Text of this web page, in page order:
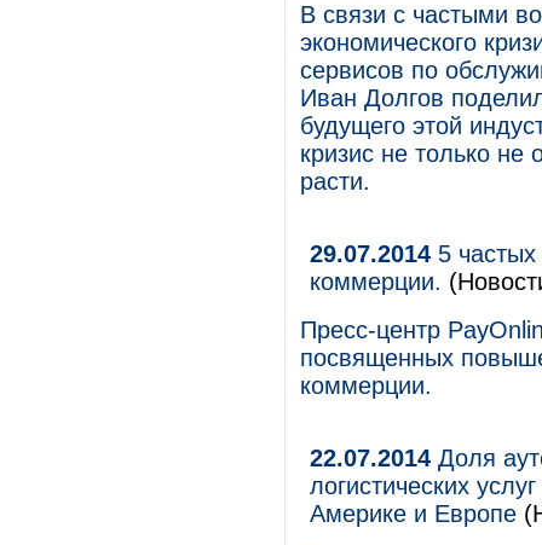
В связи с частыми
экономического
сервисов по
Иван Долгов
будущего этой
кризис не только не
расти.
29.07.2014 5
коммерции.
Пресс-центр
посвященных
коммерции.
22.07.2014 Доля
логистических
Америке и Европе